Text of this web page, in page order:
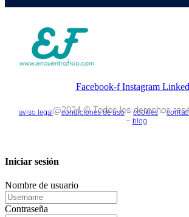
Facebook-f Instagram
@2024 © Todos los derechos
aviso legal–condiciones de uso– cookies –
– blog
Iniciar sesión
Nombre de usuario
Contraseña